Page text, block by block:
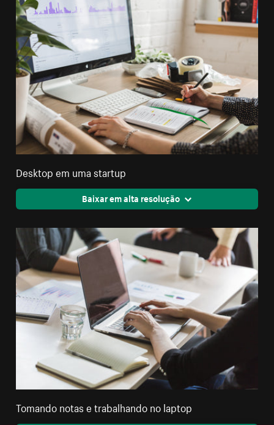
Desktop em uma startup
Baixar em alta resolução
Tomando notas e trabalhando no laptop